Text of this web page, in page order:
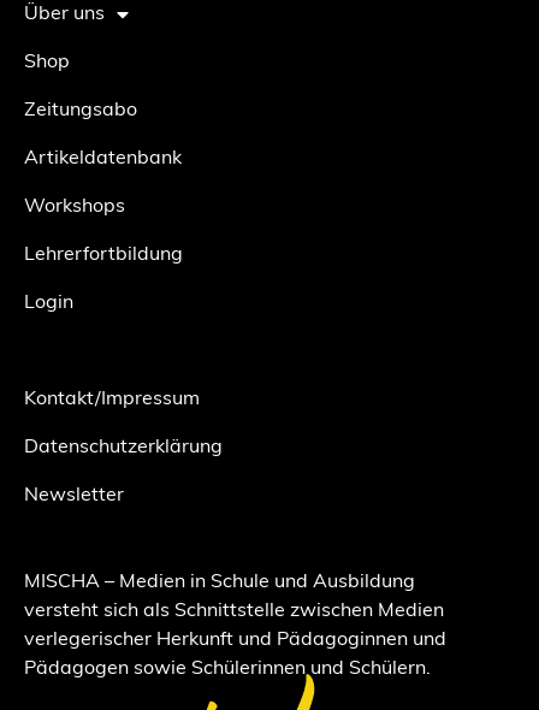
Über uns
Shop
Zeitungsabo
Artikeldatenbank
Workshops
Lehrerfortbildung
Login
Kontakt/Impressum
Datenschutzerklärung
Newsletter
MISCHA – Medien in Schule und Ausbildung
versteht sich als Schnittstelle zwischen Medien
verlegerischer Herkunft und Pädagoginnen und
Pädagogen sowie Schülerinnen und Schülern.